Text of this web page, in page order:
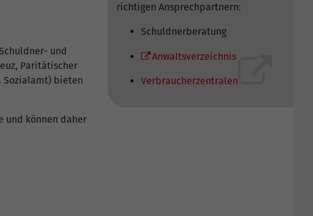
und
Paritätischer
Sozialamt) bieten
und können daher
richtigen Ansprechpartnern:
Schuldnerberatung
Anwaltsverzeichnis
Verbraucherzentralen